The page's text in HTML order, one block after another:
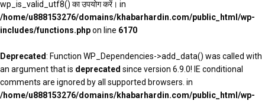
wp_is_valid_utf8() का उपयोग करें। in
/home/u888153276/domains/khabarhardin.com/public_html/wp-
includes/functions.phpon line 6170
Deprecated: Function WP_Dependencies->add_data() was called with
an argument that is deprecated since version 6.9.0! IE conditional
comments are ignored by all supported browsers. in
/home/u888153276/domains/khabarhardin.com/public_html/wp-